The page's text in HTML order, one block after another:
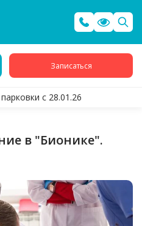
Записаться
с 28.01.26
в "Бионике".